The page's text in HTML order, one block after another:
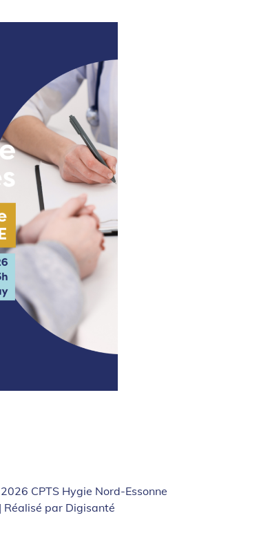
CPTS Hygie Nord-Essonne
Réalisé par Digisanté